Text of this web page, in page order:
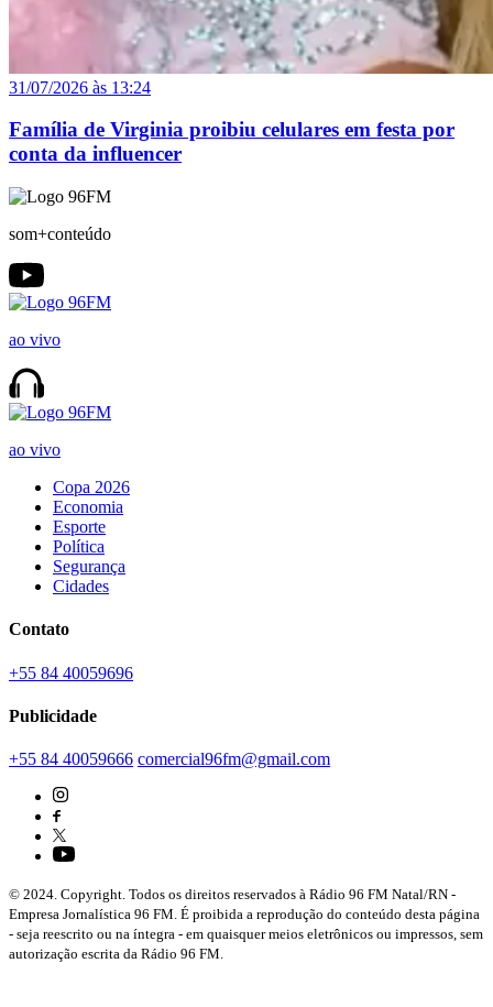
31/07/2026 às 13:24
Família de Virginia proibiu celulares em festa por
conta da influencer
som+conteúdo
ao vivo
ao vivo
Copa 2026
Economia
Esporte
Política
Segurança
Cidades
Contato
+55 84 40059696
Publicidade
+55 84 40059666 comercial96fm@gmail.com
© 2024. Copyright. Todos os direitos reservados à Rádio 96 FM Natal/RN -
Empresa Jornalística 96 FM. É proibida a reprodução do conteúdo desta página
- seja reescrito ou na íntegra - em quaisquer meios eletrônicos ou impressos, sem
autorização escrita da Rádio 96 FM.